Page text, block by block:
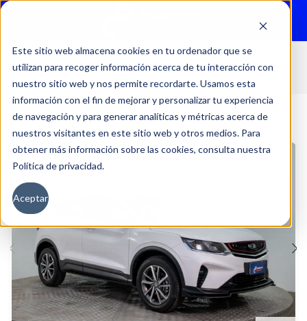
Este sitio web almacena cookies en tu ordenador que se
utilizan para recoger información acerca de tu interacción con
nuestro sitio web y nos permite recordarte. Usamos esta
información con el fin de mejorar y personalizar tu experiencia
de navegación y para generar analíticas y métricas acerca de
nuestros visitantes en este sitio web y otros medios. Para
obtener más información sobre las cookies, consulta nuestra
Política de privacidad.
Aceptar
Inicio Autos